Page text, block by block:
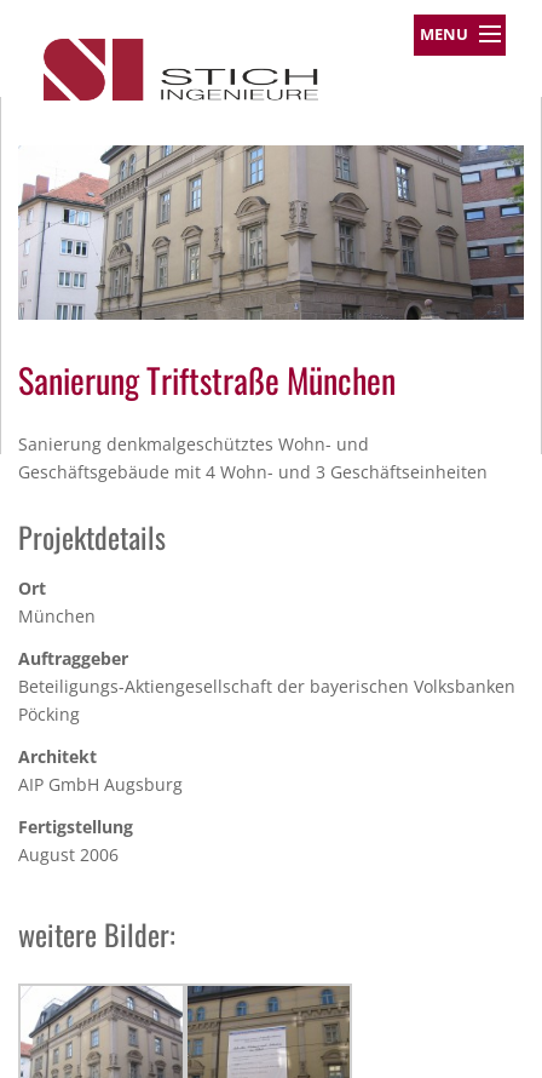
MENU
Leistungsprofil
Team
Über uns
Kontakt
Impressum
Datenschutz
Sanierung Triftstraße München
Sanierung denkmalgeschütztes Wohn- und
Geschäftsgebäude mit 4 Wohn- und 3 Geschäftseinheiten
Projektdetails
Ort
München
Auftraggeber
Beteiligungs-Aktiengesellschaft der bayerischen Volksbanken
Pöcking
Architekt
AIP GmbH Augsburg
Fertigstellung
August 2006
weitere Bilder: